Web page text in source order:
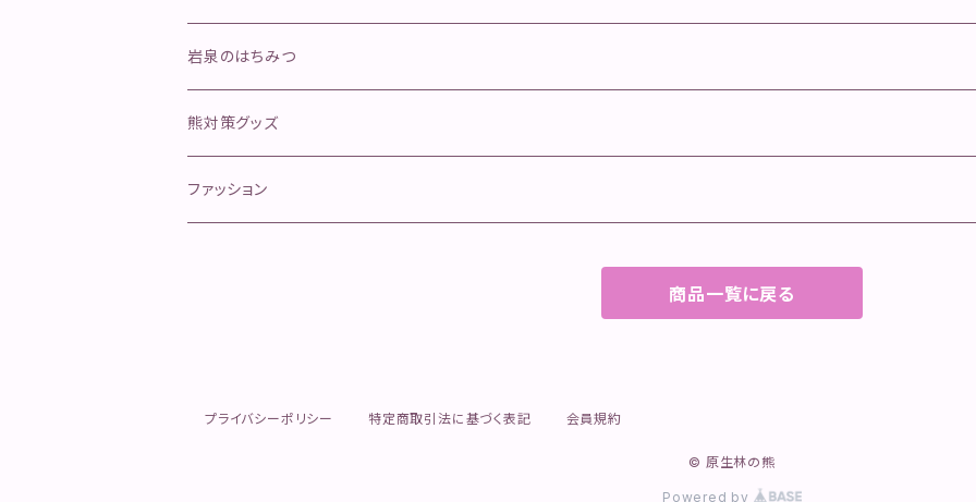
ジャーキー
ボイル
チップ
手作り本革安全首環
マグロ寄り返しリード
オールステンレスリード
天然岩魚
岩泉ヨーグルト
イタチハギの蜂蜜
岩泉のはちみつ
熊対策グッズ
ファッション
商品一覧に戻る
プライバシーポリシー 特定商取引法に基づく表記 会員規約
© 原生林の熊
Powered by